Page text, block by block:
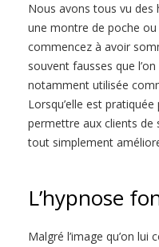
Nous avons tous vu des
une montre de poche
commencez à avoir
souvent fausses que
notamment utilisée
Lorsqu’elle est
permettre aux clients de
tout simplement
L’hypnose
Malgré l’image qu’on lui